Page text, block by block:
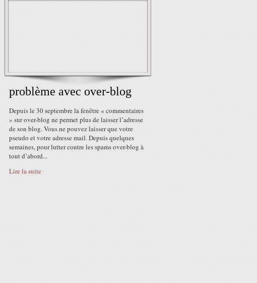
problème avec over-blog
Depuis le 30 septembre la fenêtre « commentaires
» sur over-blog ne permet plus de laisser l’adresse
de son blog. Vous ne pouvez laisser que votre
pseudo et votre adresse mail. Depuis quelques
semaines, pour lutter contre les spams over-blog à
tout d’abord...
Lire la suite